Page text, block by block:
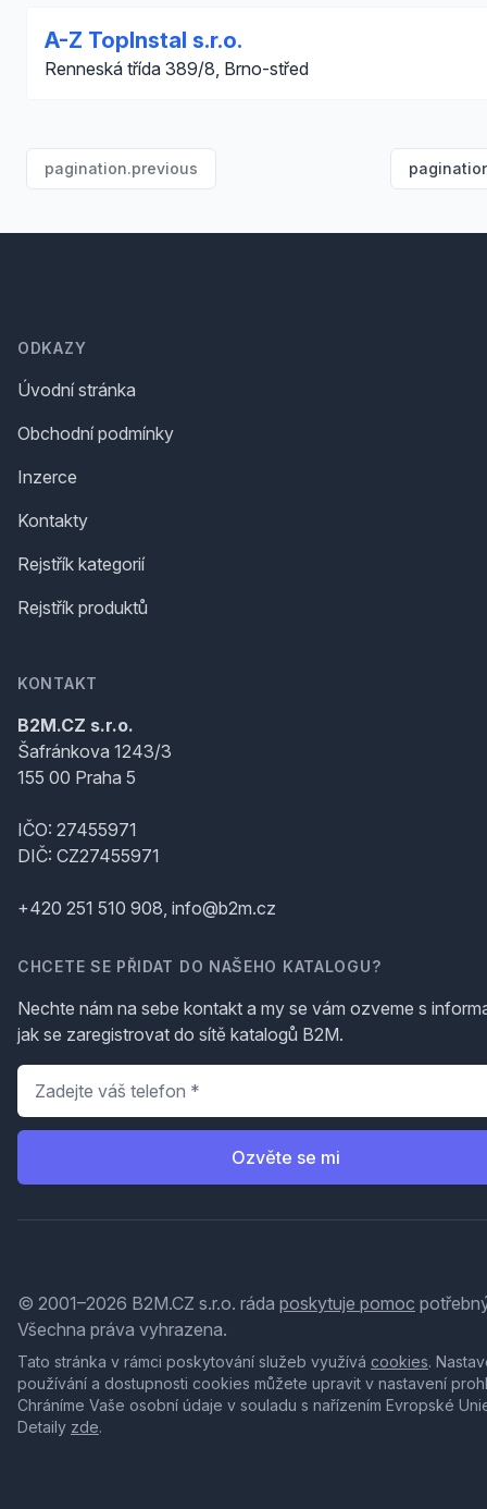
A-Z TopInstal s.r.o.
Renneská třída 389/8, Brno-střed
pagination.previous
ODKAZY
Úvodní stránka
Obchodní podmínky
Inzerce
Kontakty
Rejstřík kategorií
Rejstřík produktů
KONTAKT
B2M.CZ s.r.o.
Šafránkova 1243/3
155 00 Praha 5
IČO: 27455971
DIČ: CZ27455971
+420 251 510 908, info@b2m.cz
CHCETE SE PŘIDAT DO NAŠEHO KATALOGU?
Nechte nám na sebe kontakt a my se vám ozveme s
jak se zaregistrovat do sítě katalogů B2M.
Telefon
Ozvěte se mi
© 2001–2026 B2M.CZ s.r.o. ráda poskytuje pomoc
Všechna práva vyhrazena.
Tato stránka v rámci poskytování služeb využívá cookies.
používání a dostupnosti cookies můžete upravit v nastavení
Chráníme Vaše osobní údaje v souladu s nařízením Evropské
Detaily zde.